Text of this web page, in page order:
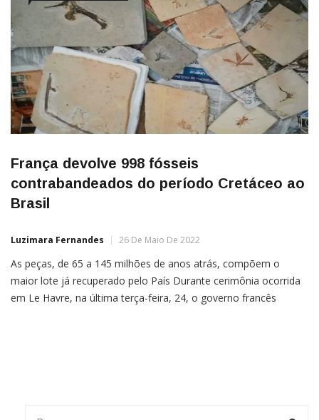
França devolve 998 fósseis
contrabandeados do período Cretáceo ao
Brasil
Luzimara Fernandes 26 De Maio De 2022
As peças, de 65 a 145 milhões de anos atrás, compõem o
maior lote já recuperado pelo País Durante cerimônia ocorrida
em Le Havre, na última terça-feira, 24, o governo francês